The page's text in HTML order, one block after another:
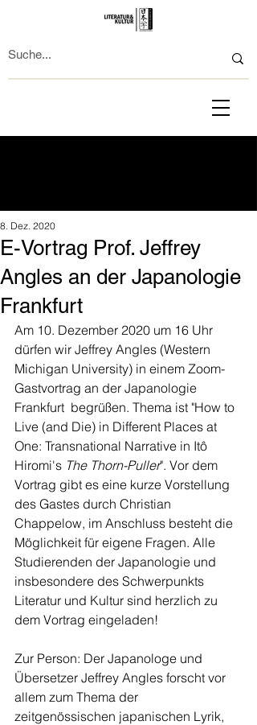
E-Vortrag Prof. Jeffrey
Angles an der Japanologie
Frankfurt
8. Dez. 2020
Am 10. Dezember 2020 um 16 Uhr
dürfen wir Jeffrey Angles (Western
Michigan University) in einem Zoom-
Gastvortrag an der Japanologie
Frankfurt  begrüßen. Thema ist "How to
Live (and Die) in Different Places at
One: Transnational Narrative in Itô
Hiromi's The Thorn-Puller". Vor dem
Vortrag gibt es eine kurze Vorstellung
des Gastes durch Christian
Chappelow, im Anschluss besteht die
Möglichkeit für eigene Fragen. Alle
Studierenden der Japanologie und
insbesondere des Schwerpunkts
Literatur und Kultur sind herzlich zu
dem Vortrag eingeladen!
Zur Person: Der Japanologe und
Übersetzer Jeffrey Angles forscht vor
allem zum Thema der
zeitgenössischen japanischen Lyrik,